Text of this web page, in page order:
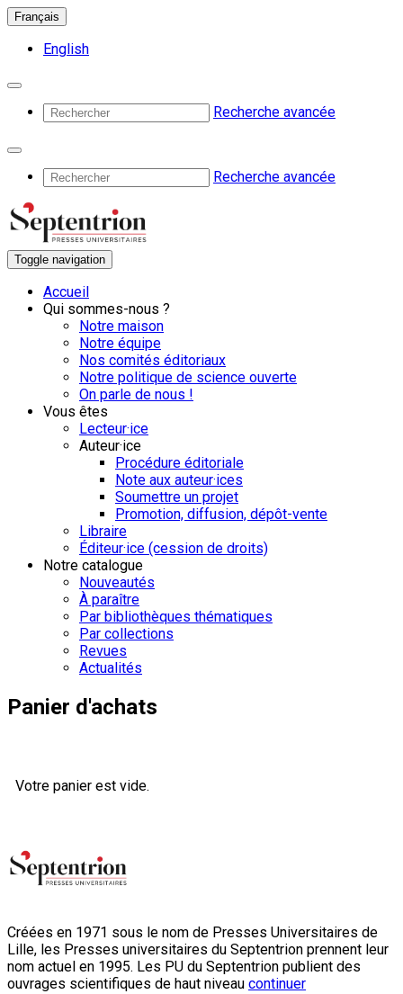
Français
English
Recherche avancée
Recherche avancée
Toggle navigation
Accueil
Qui sommes-nous ?
Notre maison
Notre équipe
Nos comités éditoriaux
Notre politique de science ouverte
On parle de nous !
Vous êtes
Lecteur·ice
Auteur·ice
Procédure éditoriale
Note aux auteur·ices
Soumettre un projet
Promotion, diffusion, dépôt-vente
Libraire
Éditeur·ice (cession de droits)
Notre catalogue
Nouveautés
À paraître
Par bibliothèques thématiques
Par collections
Revues
Actualités
Panier d'achats
Votre panier est vide.
Créées en 1971 sous le nom de Presses Universitaires de
Lille, les Presses universitaires du Septentrion prennent leur
nom actuel en 1995. Les PU du Septentrion publient des
ouvrages scientifiques de haut niveau continuer